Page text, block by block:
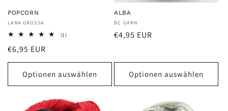
POPCORN
Anbieter:
LANA GROSSA
(1)1
Normaler
Preis
€6,95 EUR
Optionen auswählen
ALBA
Anbieter:
BC GARN
Normaler
€4,95 EUR
Optionen auswählen